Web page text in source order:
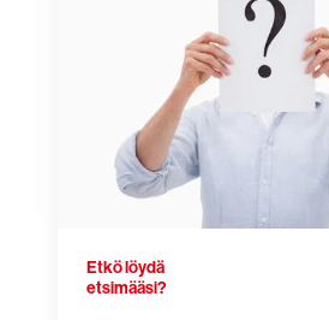
Etkö löydä
etsimääsi?